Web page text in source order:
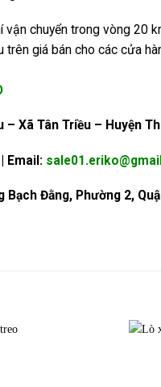
vận chuyển trong vòng 20
giá bán cho các cửa
Xã Tân Triều – Huyện
Email:
Đằng, Phường 2,